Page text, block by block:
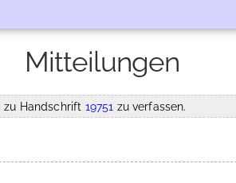
Mitteilungen
zu Handschrift 19751 zu verfassen.